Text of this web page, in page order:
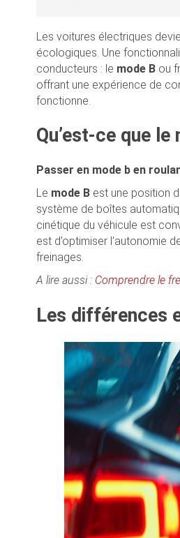
Les voitures électriques
écologiques. Une
conducteurs : le mode B ou
offrant une expérience de
fonctionne.
Qu’est-ce que le
Passer en mode b en
Le mode B est une position
système de boîtes
cinétique du véhicule est
est d’optimiser l’autonomie
freinages.
A lire aussi : Comprendre le
Les différences